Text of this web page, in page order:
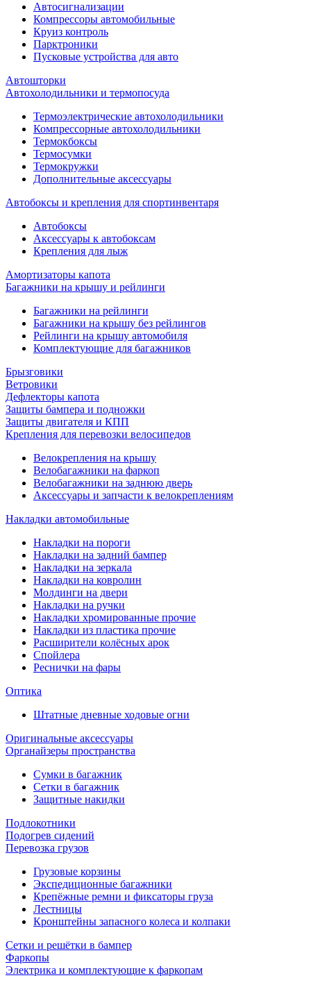
Автосигнализации
Компрессоры автомобильные
Круиз контроль
Парктроники
Пусковые устройства для авто
Автошторки
Автохолодильники и термопосуда
Термоэлектрические автохолодильники
Компрессорные автохолодильники
Термокбоксы
Термосумки
Термокружки
Дополнительные аксессуары
Автобоксы и крепления для спортинвентаря
Автобоксы
Аксессуары к автобоксам
Крепления для лыж
Амортизаторы капота
Багажники на крышу и рейлинги
Багажники на рейлинги
Багажники на крышу без рейлингов
Рейлинги на крышу автомобиля
Комплектующие для багажников
Брызговики
Ветровики
Дефлекторы капота
Защиты бампера и подножки
Защиты двигателя и КПП
Крепления для перевозки велосипедов
Велокрепления на крышу
Велобагажники на фаркоп
Велобагажники на заднюю дверь
Аксессуары и запчасти к велокреплениям
Накладки автомобильные
Накладки на пороги
Накладки на задний бампер
Накладки на зеркала
Накладки на ковролин
Молдинги на двери
Накладки на ручки
Накладки хромированные прочие
Накладки из пластика прочие
Расширители колёсных арок
Спойлера
Реснички на фары
Оптика
Штатные дневные ходовые огни
Оригинальные аксессуары
Органайзеры пространства
Сумки в багажник
Сетки в багажник
Защитные накидки
Подлокотники
Подогрев сидений
Перевозка грузов
Грузовые корзины
Экспедиционные багажники
Крепёжные ремни и фиксаторы груза
Лестницы
Кронштейны запасного колеса и колпаки
Сетки и решётки в бампер
Фаркопы
Электрика и комплектующие к фаркопам